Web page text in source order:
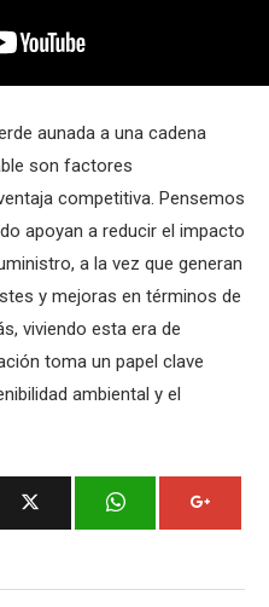
aunada a una cadena
son factores
competitiva. Pensemos
apoyan a reducir el impacto
a la vez que generan
y mejoras en términos de
viviendo esta era de
toma un papel clave
ambiental y el